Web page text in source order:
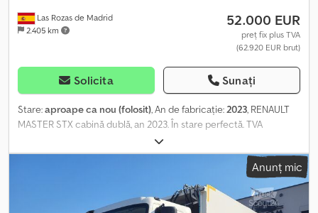
Las Rozas de Madrid
2.405 km
52.000 EUR
preț fix plus TVA
(62.920 EUR brut)
Solicita Sunați
Stare:aproape ca nou (folosit), An de fabricație:2023, RENAULT
MASTER STX cabină dublă, an 2023. În stare perfectă. TVA
deductibil. 52.000 € + taxe. Dcsdjzggcvepfx Ahhsk
Anunț mic